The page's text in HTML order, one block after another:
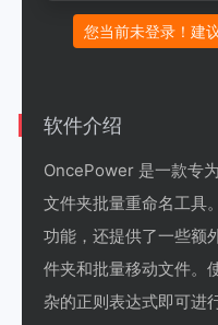
您当前未登录！建
软件介绍
OncePower 是一款专
文件夹批量重命名工具
功能，还提供了一些额
件夹和批量移动文件。
杂的正则表达式即可进